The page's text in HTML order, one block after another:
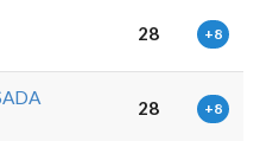
28 +8
28 +8